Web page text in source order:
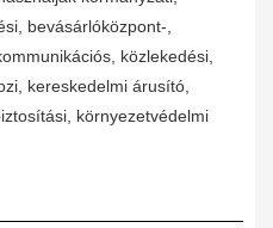
bevásárlóközpont-,
közlekedési,
kereskedelmi árusító,
környezetvédelmi